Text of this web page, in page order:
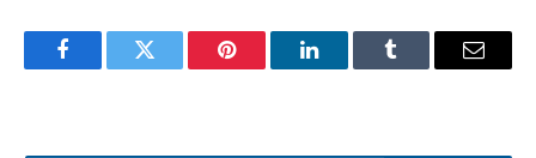
FacebookTwitter Pinterest LinkedInTumblr Email